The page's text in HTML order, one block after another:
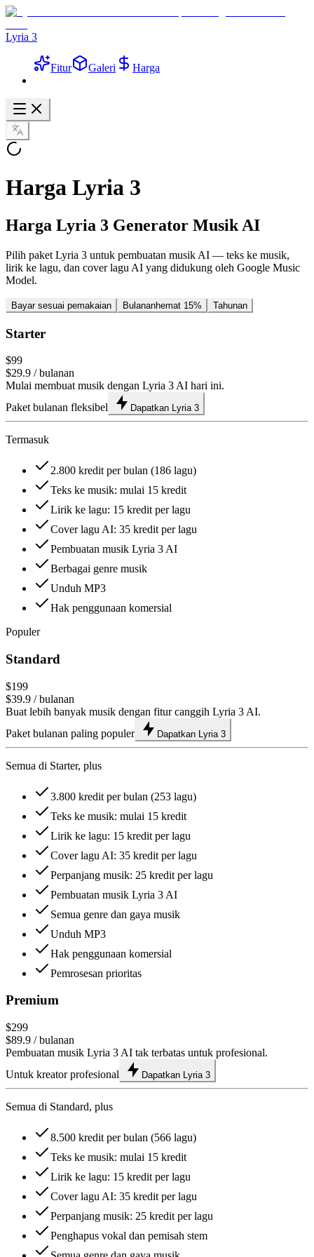
Lyria 3
Fitur Galeri Harga
Harga Lyria 3
Harga Lyria 3 Generator Musik AI
Pilih paket Lyria 3 untuk pembuatan musik AI — teks ke musik,
lirik ke lagu, dan cover lagu AI yang didukung oleh Google Music
Model.
Bayar sesuai pemakaian Bulananhemat 15% Tahunan
Starter
$99
$29.9 / bulanan
Mulai membuat musik dengan Lyria 3 AI hari ini.
Paket bulanan fleksibel
Dapatkan Lyria 3
Termasuk
2.800 kredit per bulan (186 lagu)
Teks ke musik: mulai 15 kredit
Lirik ke lagu: 15 kredit per lagu
Cover lagu AI: 35 kredit per lagu
Pembuatan musik Lyria 3 AI
Berbagai genre musik
Unduh MP3
Hak penggunaan komersial
Populer
Standard
$199
$39.9 / bulanan
Buat lebih banyak musik dengan fitur canggih Lyria 3 AI.
Paket bulanan paling populer
Dapatkan Lyria 3
Semua di Starter, plus
3.800 kredit per bulan (253 lagu)
Teks ke musik: mulai 15 kredit
Lirik ke lagu: 15 kredit per lagu
Cover lagu AI: 35 kredit per lagu
Perpanjang musik: 25 kredit per lagu
Pembuatan musik Lyria 3 AI
Semua genre dan gaya musik
Unduh MP3
Hak penggunaan komersial
Pemrosesan prioritas
Premium
$299
$89.9 / bulanan
Pembuatan musik Lyria 3 AI tak terbatas untuk profesional.
Untuk kreator profesional
Dapatkan Lyria 3
Semua di Standard, plus
8.500 kredit per bulan (566 lagu)
Teks ke musik: mulai 15 kredit
Lirik ke lagu: 15 kredit per lagu
Cover lagu AI: 35 kredit per lagu
Perpanjang musik: 25 kredit per lagu
Penghapus vokal dan pemisah stem